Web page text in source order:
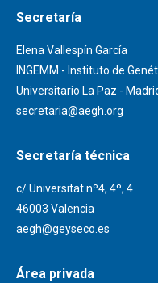
Secretaría
Elena Vallespín García
INGEMM - Instituto de
Universitario La Paz -
secretaria@aegh.org
Secretaría técnica
c/ Universitat nº4, 4º, 4
46003 Valencia
aegh@geyseco.es
Área privada